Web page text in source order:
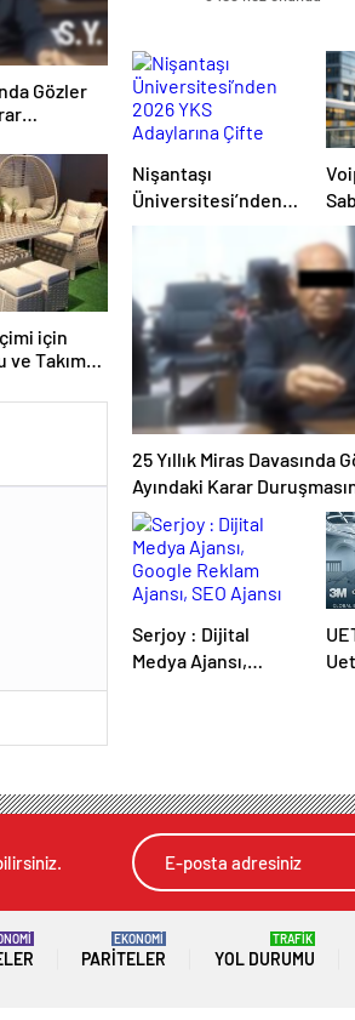
Gözler
için
ve Takım
Nişantaşı
Üniversitesi’nden
2026 YKS
Adaylarına Çifte
Güvence: Sabit
Ücret ve Kesintisiz
Burs
25 Yıllık Miras Davasında
Ayındaki Karar
Serjoy : Dijital
Medya Ajansı,
PARITELER
EKONOMİ
YOL DURUMU
TRAFİK